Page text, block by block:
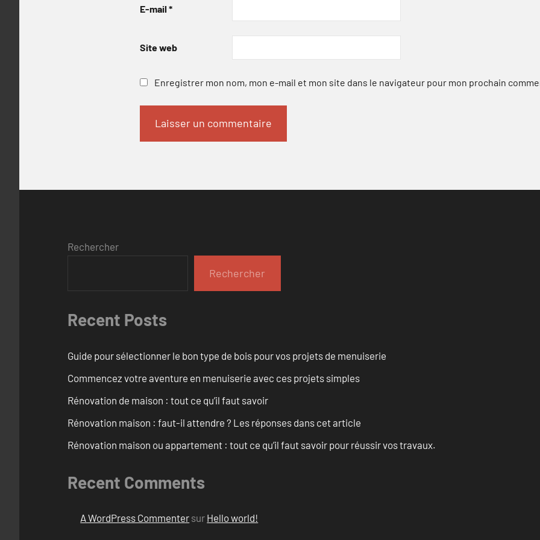
E-mail *
Site web
Enregistrer mon nom, mon e-mail et mon site dans le navigateur pour mon prochain
Rechercher
Rechercher
Recent Posts
Guide pour sélectionner le bon type de bois pour vos projets de menuiserie
Commencez votre aventure en menuiserie avec ces projets simples
Rénovation de maison : tout ce qu’il faut savoir
Rénovation maison : faut-il attendre ? Les réponses dans cet article
Rénovation maison ou appartement : tout ce qu’il faut savoir pour réussir vos travaux.
Recent Comments
A WordPress Commenter sur Hello world!